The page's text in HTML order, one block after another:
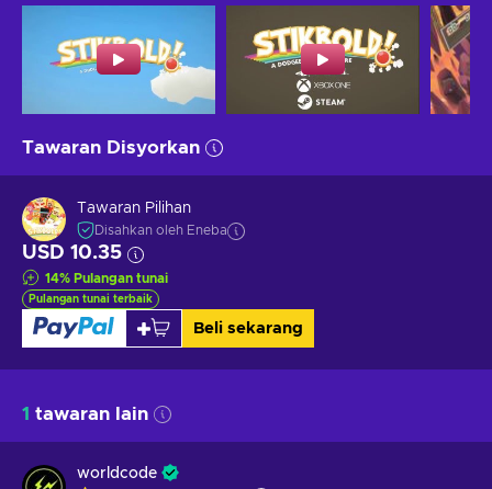
Tawaran Disyorkan
Tawaran Pilihan
Disahkan oleh Eneba
USD 10.35
14% Pulangan tunai
Pulangan tunai terbaik
Beli sekarang
1 tawaran lain
worldcode